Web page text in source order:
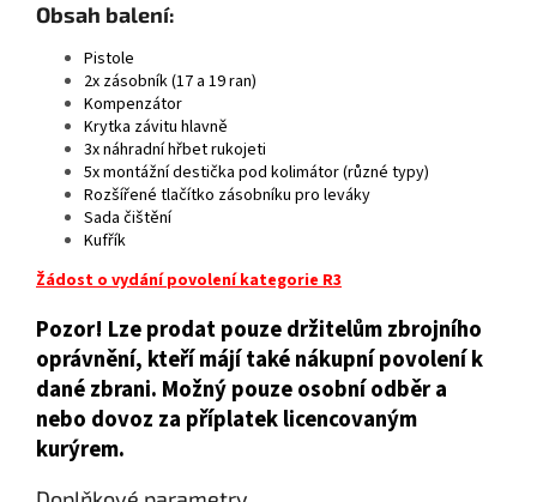
Obsah balení:
Pistole
2x zásobník (17 a 19 ran)
Kompenzátor
Krytka závitu hlavně
3x náhradní hřbet rukojeti
5x montážní destička pod kolimátor (různé typy)
Rozšířené tlačítko zásobníku pro leváky
Sada čištění
Kufřík
Žádost o vydání povolení kategorie R3
Pozor! Lze prodat pouze držitelům zbrojního
oprávnění, kteří májí také nákupní povolení k
dané zbrani. Možný pouze osobní odběr a
nebo dovoz za příplatek licencovaným
kurýrem.